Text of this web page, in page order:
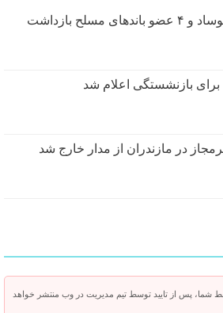
۲۱ عامل موساد و ۴ عضو باند‌های مسلح بازداشت
بازنشستگی اعلام شد
شما، پس از تایید توسط تیم مدیریت در وب منتشر خواهد